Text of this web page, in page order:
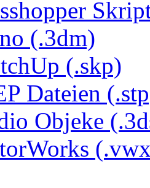
(.3dm)
(.skp)
Dateien
Objeke